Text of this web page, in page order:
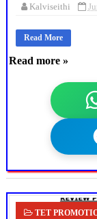
Kalviseithi
Read More
Read more »
TET